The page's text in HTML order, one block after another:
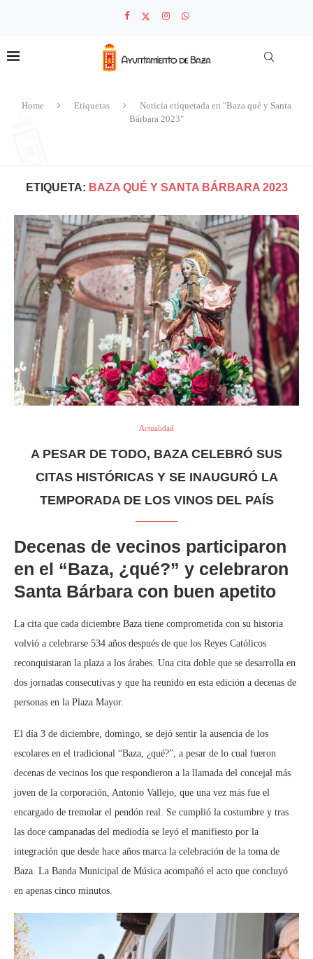
Home Etiquetas
Noticia etiquetada en "Baza qué y Santa
Bárbara 2023"
ETIQUETA: BAZA QUÉ Y SANTA BÁRBARA 2023
Actualidad
A PESAR DE TODO, BAZA CELEBRÓ SUS
CITAS HISTÓRICAS Y SE INAUGURÓ LA
TEMPORADA DE LOS VINOS DEL PAÍS
Decenas de vecinos participaron
en el “Baza, ¿qué?” y celebraron
Santa Bárbara con buen apetito
La cita que cada diciembre Baza tiene comprometida con su historia
volvió a celebrarse 534 años después de que los Reyes Católicos
reconquistaran la plaza a los árabes. Una cita doble que se desarrolla en
dos jornadas consecutivas y que ha reunido en esta edición a decenas de
personas en la Plaza Mayor.
El día 3 de diciembre, domingo, se dejó sentir la ausencia de los
escolares en el tradicional “Baza, ¿qué?”, a pesar de lo cual fueron
decenas de vecinos los que respondieron a la llamada del concejal más
joven de la corporación, Antonio Vallejo, que una vez más fue el
encargado de tremolar el pendón real. Se cumplió la costumbre y tras
las doce campanadas del mediodía se leyó el manifiesto por la
integración que desde hace años marca la celebración de la toma de
Baza. La Banda Municipal de Música acompañó el acto que concluyó
en apenas cinco minutos.